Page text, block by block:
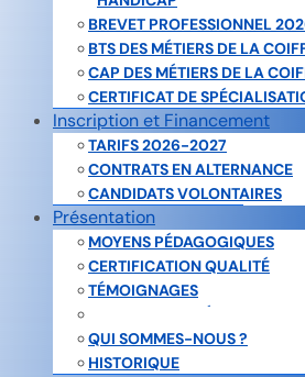
BREVET PROFESSIONNEL
BTS DES MÉTIERS DE LA
CAP DES MÉTIERS DE LA
CERTIFICAT DE
Inscription et Financement
TARIFS 2026-2027
CONTRATS EN ALTERNANCE
CANDIDATS VOLONTAIRES
Présentation
MOYENS PÉDAGOGIQUES
CERTIFICATION QUALITÉ
TÉMOIGNAGES
QUI SOMMES-NOUS ?
HISTORIQUE